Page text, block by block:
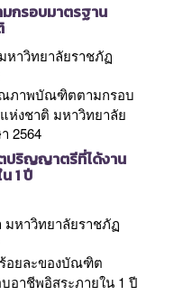
กรอบมาตรฐาน
หาวิทยาลัยราชภัฏ
ภาพบัณฑิตตามกรอบ
งชาติ มหาวิทยาลัย
2564
ปริญญาตรีที่ได้งาน
1 ปี
มหาวิทยาลัยราชภัฏ
อยละของบัณฑิต
อาชีพอิสระภายใน 1 ปี